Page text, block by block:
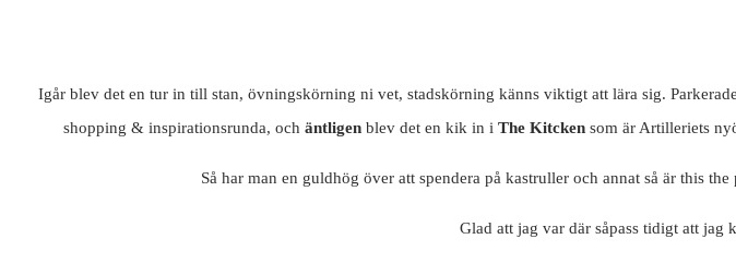
Igår blev det en tur in till stan, övningskörning ni vet, stadskörning känns viktigt att lära sig.
shopping & inspirationsrunda, och äntligenblev det en kik in i The Kitckensom är Artilleriets
Så har man en guldhög över att spendera på kastruller och annat så är this
Glad att jag var där såpass tidigt att